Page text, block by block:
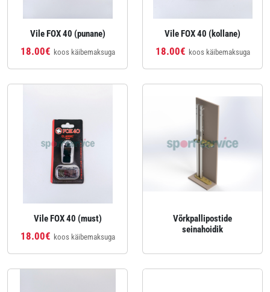
Vile FOX 40 (punane)
18.00€ koos käibemaksuga
Vile FOX 40 (kollane)
18.00€ koos käibemaksuga
Vile FOX 40 (must)
18.00€ koos käibemaksuga
Võrkpallipostide
seinahoidik